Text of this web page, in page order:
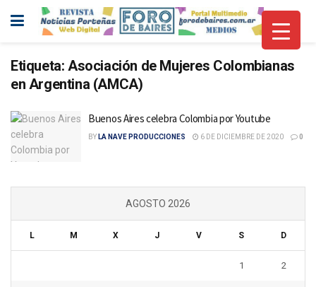
Etiqueta: Asociación de Mujeres Colombianas
en Argentina (AMCA)
Buenos Aires celebra Colombia por Youtube
BY LA NAVE PRODUCCIONES 6 DE DICIEMBRE DE 2020 0
AGOSTO 2026
L M X J V S D
1 2